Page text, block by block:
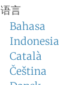
语言
Bahasa
Indonesia
Català
Čeština